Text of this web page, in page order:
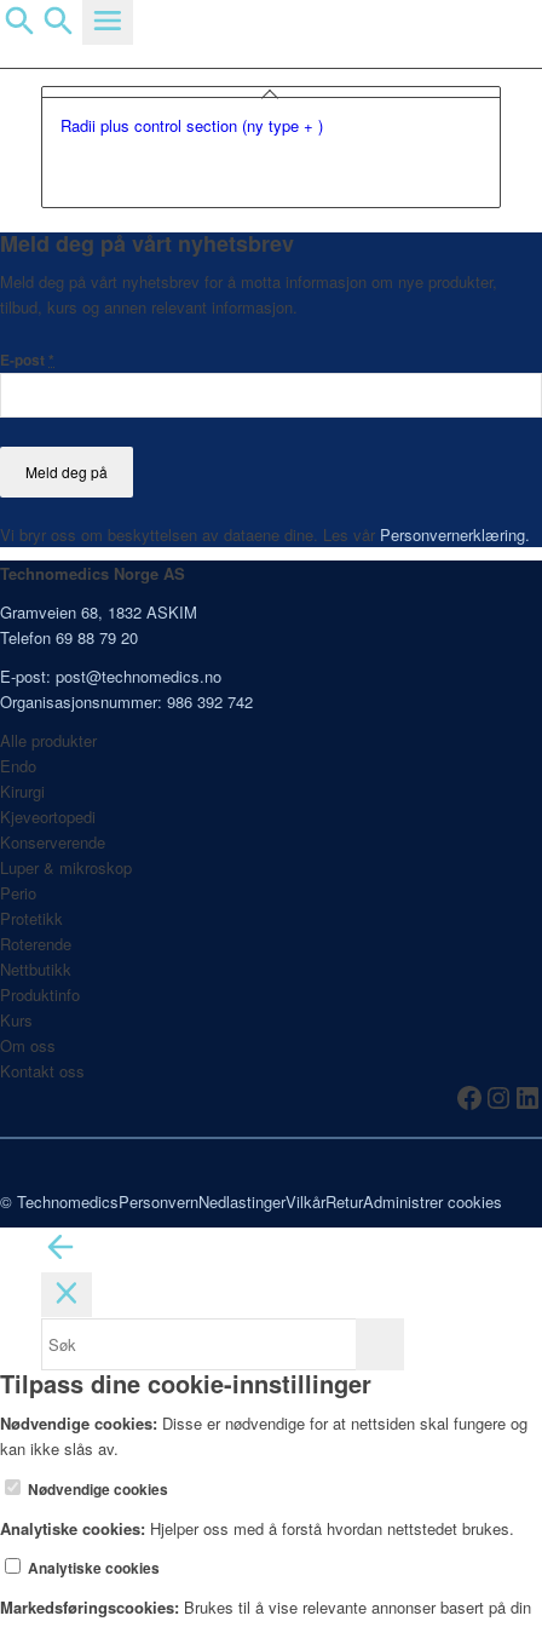
Du er her: Hjem
Radii plus control section (ny type + )
Meld deg på vårt nyhetsbrev
Meld deg på vårt nyhetsbrev for å motta informasjon om nye produkter,
tilbud, kurs og annen relevant informasjon.
E-post*
Vi bryr oss om beskyttelsen av dataene dine. Les vår Personvernerklæring.
Technomedics Norge AS
Gramveien 68, 1832 ASKIM
Telefon 69 88 79 20
E-post: post@technomedics.no
Organisasjonsnummer: 986 392 742
Alle produkter
Endo
Kirurgi
Kjeveortopedi
Konserverende
Luper & mikroskop
Perio
Protetikk
Roterende
Nettbutikk
Produktinfo
Kurs
Om oss
Kontakt oss
© TechnomedicsPersonvernNedlastingerVilkårReturAdministrer cookies
Tilpass dine cookie-innstillinger
Nødvendige cookies: Disse er nødvendige for at nettsiden skal fungere og
kan ikke slås av.
Nødvendige cookies
Analytiske cookies: Hjelper oss med å forstå hvordan nettstedet brukes.
Analytiske cookies
Markedsføringscookies: Brukes til å vise relevante annonser basert på din